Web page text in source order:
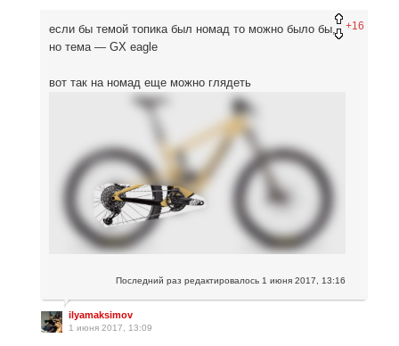
+16
если бы темой топика был номад то можно было бы,
но тема — GX eagle
вот так на номад еще можно глядеть
Последний раз редактировалось 1 июня 2017, 13:16
ilyamaksimov
1 июня 2017, 13:09